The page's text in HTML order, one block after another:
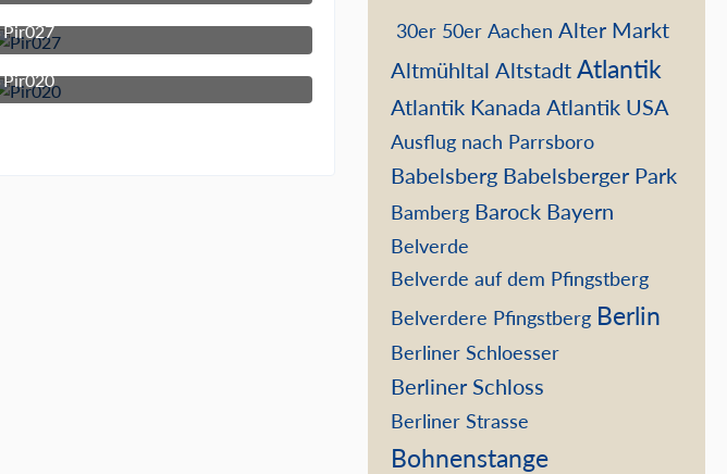
21. Oktober 2025 um 20:05
Pir027
21. Oktober 2025 um 20:05
Pir020
21. Oktober 2025 um 20:05
30er 50er Aachen Alter Markt
Altmühltal Altstadt Atlantik
Atlantik Kanada Atlantik USA
Ausflug nach Parrsboro
Babelsberg Babelsberger Park
Bamberg Barock Bayern
Belverde
Belverde auf dem Pfingstberg
Belverdere Pfingstberg Berlin
Berliner Schloesser
Berliner Schloss
Berliner Strasse
Bohnenstange